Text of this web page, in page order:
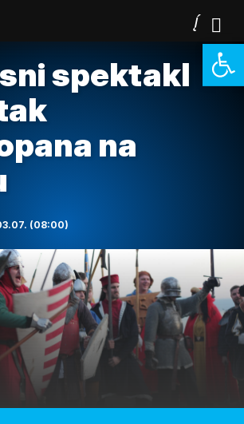
spektakl
na
(08:00)